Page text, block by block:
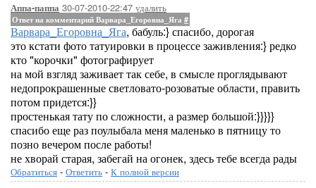
Аппа-паппа 30-07-2010-22:47 удалить
Ответ на комментарий Варвара_Егоровна_Яга #
Варвара_Егоровна_Яга, бабуль:} спасибо, дорогая
это кстати фото татуировки в процессе заживления:} редко
кто "корочки" фотографирует
на мой взгляд заживает так себе, в смысле проглядывают
недопрокрашенные светловато-розоватые области, править
потом придется:}}
простенькая тату по сложности, а размер большой:}}}}}
спасибо еще раз поулыбала меня маленько в пятницу то
позно вечером после работы!
не хворай старая, забегай на огонек, здесь тебе всегда рады
Обратиться - Ответить - К полной версии